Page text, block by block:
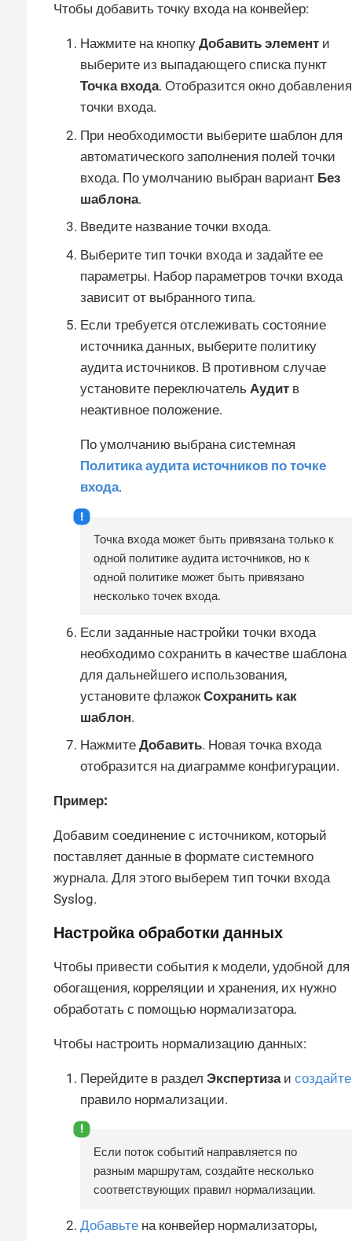
Чтобы добавить точку входа на конвейер:
Нажмите на кнопку Добавить элемент и
выберите из выпадающего списка пункт
Точка входа. Отобразится окно добавления
точки входа.
При необходимости выберите шаблон для
автоматического заполнения полей точки
входа. По умолчанию выбран вариант Без
шаблона.
Введите название точки входа.
Выберите тип точки входа и задайте ее
параметры. Набор параметров точки входа
зависит от выбранного типа.
Если требуется отслеживать состояние
источника данных, выберите политику
аудита источников. В противном случае
установите переключатель Аудит в
неактивное положение.
По умолчанию выбрана системная
Политика аудита источников по точке
входа.
Точка входа может быть привязана только к
одной политике аудита источников, но к
одной политике может быть привязано
несколько точек входа.
Если заданные настройки точки входа
необходимо сохранить в качестве шаблона
для дальнейшего использования,
установите флажокСохранить как
шаблон.
Нажмите Добавить. Новая точка входа
отобразится на диаграмме конфигурации.
Пример:
Добавим соединение с источником, который
поставляет данные в формате системного
журнала. Для этого выберем тип точки входа
Syslog.
Настройка обработки данных
Чтобы привести события к модели, удобной для
обогащения, корреляции и хранения, их нужно
обработать с помощью нормализатора.
Чтобы настроить нормализацию данных:
Перейдите в раздел Экспертизаи создайте
правило нормализации.
Если поток событий направляется по
разным маршрутам, создайте несколько
соответствующих правил нормализации.
Добавьте на конвейер нормализаторы,